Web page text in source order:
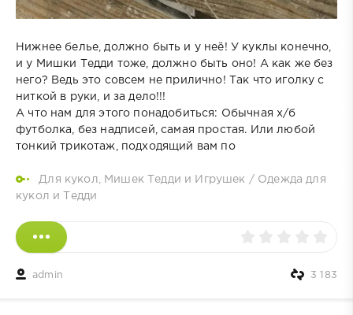
Нижнее белье, должно быть и у неё! У куклы конечно,
и у Мишки Тедди тоже, должно быть оно! А как же без
него? Ведь это совсем не прилично! Так что иголку с
ниткой в руки, и за дело!!!
А что нам для этого понадобиться: Обычная х/б
футболка, без надписей, самая простая. Или любой
тонкий трикотаж, подходящий вам по
Для кукол, Мишек Тедди и Игрушек / Одежда для
кукол и Тедди
admin 3 183